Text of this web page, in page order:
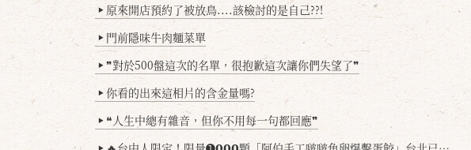
▶ 原來開店預約了被放鳥....該檢討的是自己??!
▶ 門前隱味牛肉麵菜單
▶ ❞對於500盤這次的名單，很抱歉這次讓你們失望了❞
▶ 你看的出來這相片的含金量嗎?
▶ ❝人生中總有雜音，但你不用每一句都回應❞
▶